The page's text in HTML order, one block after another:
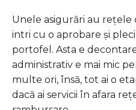
Unele asigurări au
intri cu o aprobare și
portofel. Asta e
administrativ e mai mic
multe ori, însă, tot ai o
dacă ai servicii în afara